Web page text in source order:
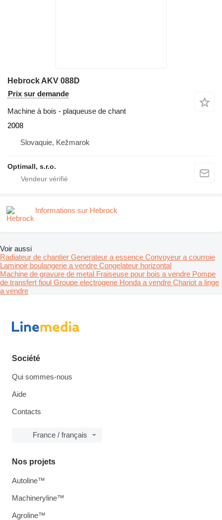
Hebrock AKV 088D
Prix sur demande
Machine à bois - plaqueuse de chant
2008
Slovaquie, Kežmarok
Optimall, s.r.o.
Informations sur Hebrock
Voir aussi
Radiateur de chantier Generateur a essence Convoyeur a courroie
Laminoir boulangerie a vendre Congelateur horizontal
Machine de gravure de metal Fraiseuse pour bois a vendre Pompe
de transfert fioul Groupe electrogene Honda a vendre Chariot a linge
a vendre
Société
Qui sommes-nous
Aide
Contacts
France / français
Nos projets
Autoline™
Machineryline™
Agroline™